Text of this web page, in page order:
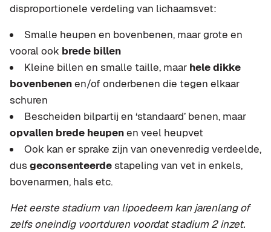
disproportionele verdeling van lichaamsvet:
Smalle heupen en bovenbenen, maar grote en
vooral ook brede billen
Kleine billen en smalle taille, maar hele dikke
bovenbenenen/of onderbenen die tegen elkaar
schuren
Bescheiden bilpartij en ‘standaard’ benen, maar
opvallen brede heupenen veel heupvet
Ook kan er sprake zijn van onevenredig verdeelde,
dusgeconsenteerdestapeling van vet in enkels,
bovenarmen, hals etc.
Het eerste stadium van lipoedeem kan jarenlang of
zelfs oneindig voortduren voordat stadium 2 inzet.